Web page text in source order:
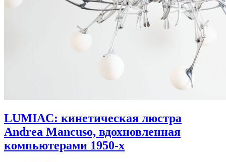
LUMIAC: кинетическая люстра
Andrea Mancuso, вдохновленная
компьютерами 1950-х